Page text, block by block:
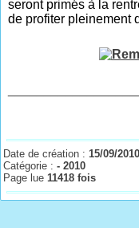
seront primés à la
de profiter pleinement
Date de création : 15/09/
Catégorie :- 2010
Page lue 11418 fois